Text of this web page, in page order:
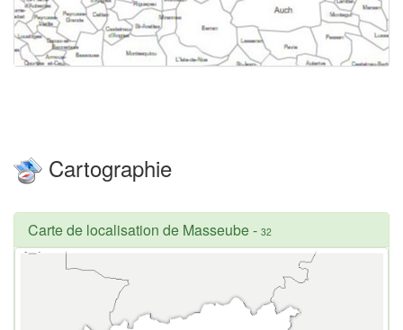
Cartographie
Carte de localisation de Masseube- 32